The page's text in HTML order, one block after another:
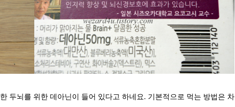
두뇌를 위한 데아닌이 들어 있다고 하네요. 기본적으로 먹는 방법은 차